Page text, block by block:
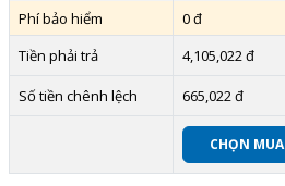
Phí bảo hiểm
0 đ
Tiền phải trả
4,105,022 đ
Số tiền chênh lệch 665,022 đ
CHỌN MUA